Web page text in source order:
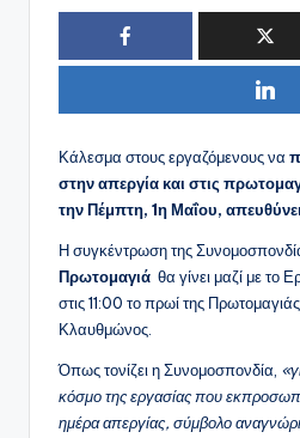
Κάλεσμα στους εργαζόμενους να
στην απεργία και στις
την Πέμπτη, 1η Μαΐου,
Η συγκέντρωση της
Πρωτομαγιά θα γίνει μαζί με το
στις 11:00 το πρωί της
Κλαυθμώνος.
Όπως τονίζει η Συνομοσπονδία,
κόσμο της εργασίας που
ημέρα απεργίας, σύμβολο